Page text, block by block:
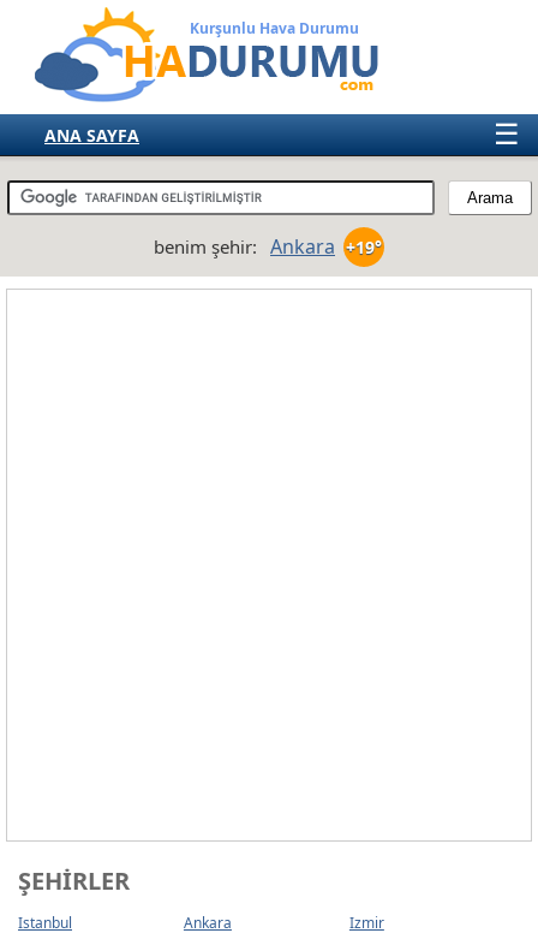
Kurşunlu Hava Durumu
☰
ANA SAYFA
TÜRKİYE
AVRUPA
benim şehir: Ankara +19°
ŞEHIRLER
Istanbul Ankara
Izmir